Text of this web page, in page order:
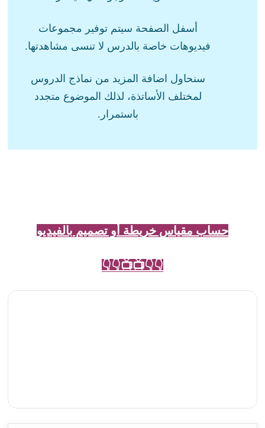
أسفل الصفحة سيتم توفير مجموعات
فيديوهات خاصة بالدرس لا تنسى مشاهدتها.
سنحاول اضافة المزيد من نماذج الدروس
لمختلف الأساتذة، لذلك الموضوع متجدد
باستمرار.
حساب مقياس خريطة أو تصميم بالفيديو
👇👇📺📺👇👇